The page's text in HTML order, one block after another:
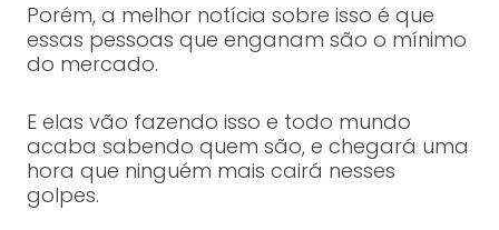
Porém, a melhor notícia sobre isso é que
essas pessoas que enganam são o mínimo
do mercado.
E elas vão fazendo isso e todo mundo
acaba sabendo quem são, e chegará uma
hora que ninguém mais cairá nesses
golpes.